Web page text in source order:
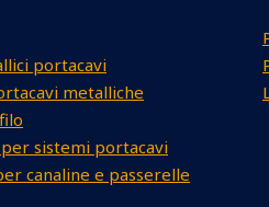
portacavi
metalliche
sistemi portacavi
canaline e passerelle